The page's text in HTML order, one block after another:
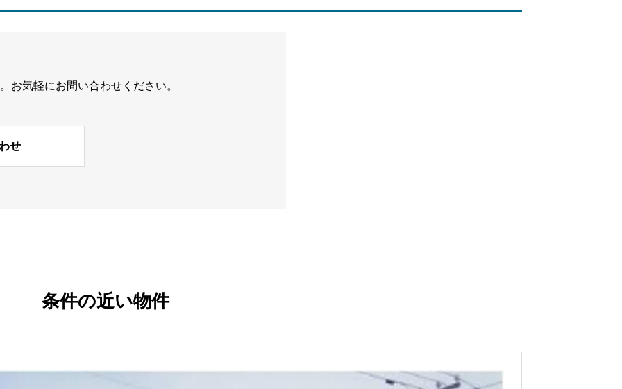
お気軽にお問い合わせください。
せ
条件の近い物件